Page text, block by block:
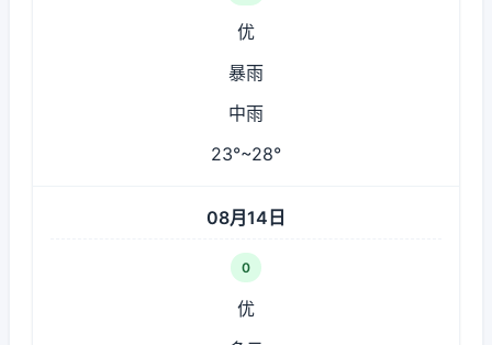
优
暴雨
中雨
23°~28°
08月14日
0
优